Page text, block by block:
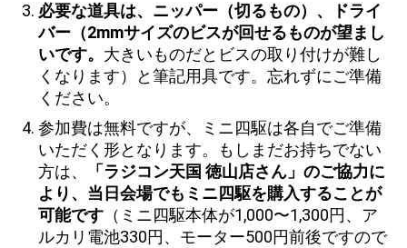
必要な道具は、ニッパー（切るもの）、ドライ
バー（2mmサイズのビスが回せるものが望まし
いです。 大きいものだとビスの取り付けが難し
くなります）と筆記用具です。忘れずにご準備
ください。
参加費は無料ですが、ミニ四駆は各自でご準備
いただく形となります。もしまだお持ちでない
方は、
「ラジコン天国 徳山店さん」のご協力に
より、当日会場でもミニ四駆を購入することが
可能です （ミニ四駆本体が1,000〜1,300円、ア
ルカリ電池330円、モーター500円前後ですので